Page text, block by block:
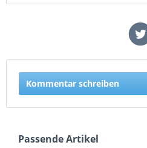
Kommentar schreiben
Passende Artikel